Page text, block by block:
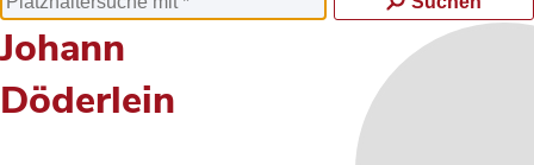
Johann
Döderlein